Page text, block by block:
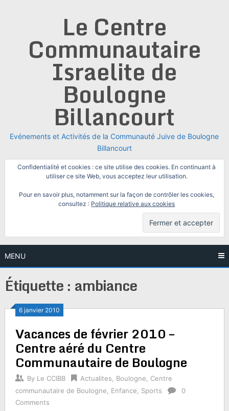
Le Centre
Communautaire
Israelite de
Boulogne
Billancourt
Evénements et Activités de la Communauté Juive de Boulogne
Billancourt
Confidentialité et cookies : ce site utilise des cookies. En continuant à
utiliser ce site Web, vous acceptez leur utilisation.
Pour en savoir plus, notamment sur la façon de contrôler les cookies,
consultez : Politique relative aux cookies
MENU
Étiquette : ambiance
6 janvier 2010
Vacances de février 2010 –
Centre aéré du Centre
Communautaire de Boulogne
By Le CCIBB Actualites Boulogne
Centre
communautaire de Boulogne
Enfance Sports
0
Comments